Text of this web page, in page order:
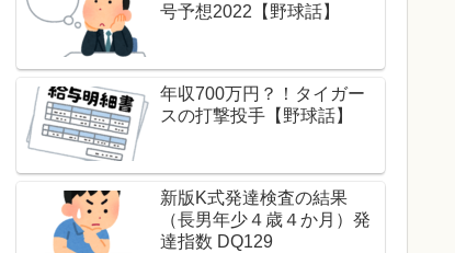
号予想2022【野球話】
年収700万円？！タイガー
スの打撃投手【野球話】
新版K式発達検査の結果
（長男年少４歳４か月）発
達指数 DQ129